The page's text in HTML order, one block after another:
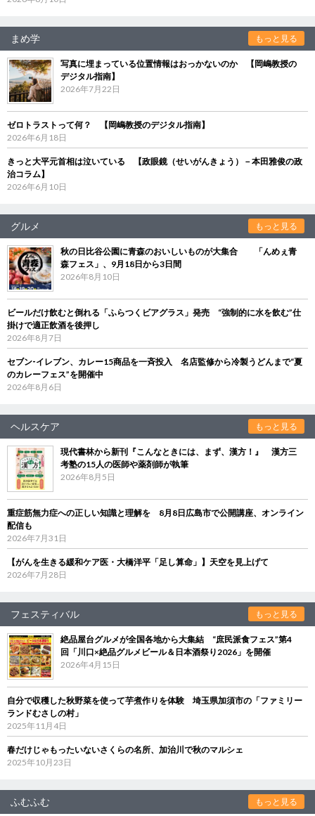
まめ学 もっと見る
写真に埋まっている位置情報はおっかないのか 【岡嶋教授の
デジタル指南】
2026年7月22日
ゼロトラストって何？ 【岡嶋教授のデジタル指南】
2026年6月18日
きっと大平元首相は泣いている 【政眼鏡（せいがんきょう）－本田雅俊の政
治コラム】
2026年6月10日
グルメ もっと見る
秋の日比谷公園に青森のおいしいものが大集合 「んめぇ青
森フェス」、9月18日から3日間
2026年8月10日
ビールだけ飲むと倒れる「ふらつくビアグラス」発売 “強制的に水を飲む”仕
掛けで適正飲酒を後押し
2026年8月7日
セブン‐イレブン、カレー15商品を一斉投入 名店監修から冷製うどんまで“夏
のカレーフェス”を開催中
2026年8月6日
ヘルスケア もっと見る
現代書林から新刊『こんなときには、まず、漢方！』 漢方三
考塾の15人の医師や薬剤師が執筆
2026年8月5日
重症筋無力症への正しい知識と理解を 8月8日広島市で公開講座、オンライン
配信も
2026年7月31日
【がんを生きる緩和ケア医・大橋洋平「足し算命」】天空を見上げて
2026年7月28日
フェスティバル もっと見る
絶品屋台グルメが全国各地から大集結 “庶民派食フェス”第4
回「川口×絶品グルメビール＆日本酒祭り2026」を開催
2026年4月15日
自分で収穫した秋野菜を使って芋煮作りを体験 埼玉県加須市の「ファミリー
ランドむさしの村」
2025年11月4日
春だけじゃもったいないさくらの名所、加治川で秋のマルシェ
2025年10月23日
ふむふむ もっと見る